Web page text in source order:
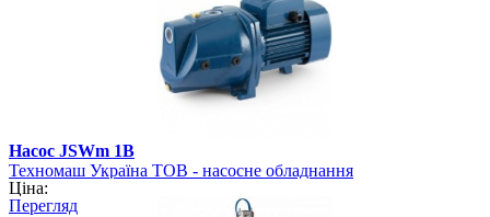
Насос JSWm 1B
Техномаш Україна ТОВ - насосне обладнання
Ціна:
Перегляд